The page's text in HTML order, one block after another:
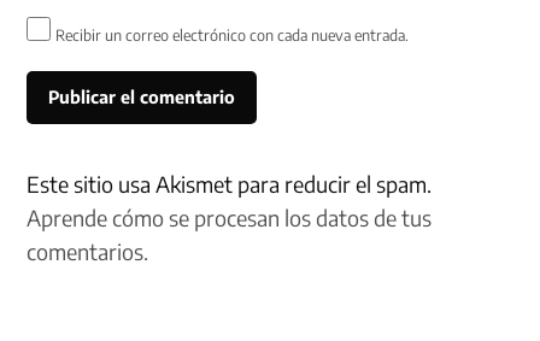
Recibir un correo electrónico con cada nueva entrada.
Este sitio usa Akismet para reducir el spam.
Aprende cómo se procesan los datos de tus
comentarios.